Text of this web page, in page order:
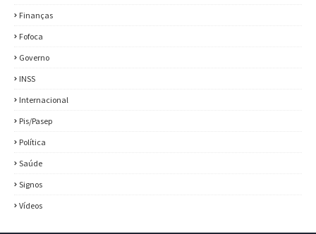
Finanças
Fofoca
Governo
INSS
Internacional
Pis/Pasep
Política
Saúde
Signos
Vídeos